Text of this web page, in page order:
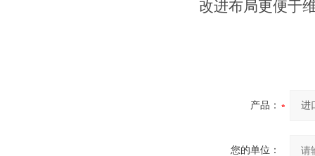
改进布局更便于
产品：
您的单位：